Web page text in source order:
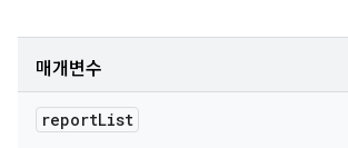
매개변수
reportList